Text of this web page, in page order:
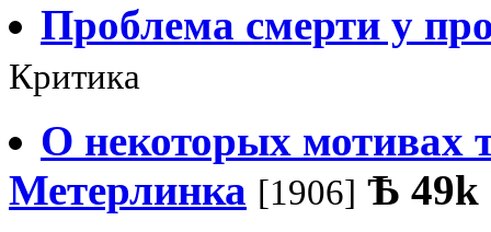
Проблема смерти у
Критика
О некоторых мотивах
Метерлинка [1906] Ѣ 49k